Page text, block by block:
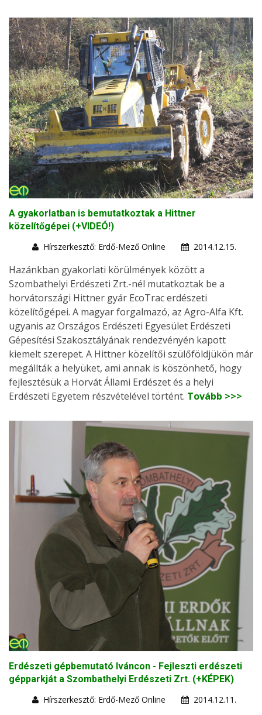
A gyakorlatban is bemutatkoztak a Hittner
közelítőgépei (+VIDEÓ!)
Hírszerkesztő: Erdő-Mező Online
2014.12.15.
Hazánkban gyakorlati körülmények között a
Szombathelyi Erdészeti Zrt.-nél mutatkoztak be a
horvátországi Hittner gyár EcoTrac erdészeti
közelítőgépei. A magyar forgalmazó, az Agro-Alfa Kft.
ugyanis az Országos Erdészeti Egyesület Erdészeti
Gépesítési Szakosztályának rendezvényén kapott
kiemelt szerepet. A Hittner közelítői szülőföldjükön már
megállták a helyüket, ami annak is köszönhető, hogy
fejlesztésük a Horvát Állami Erdészet és a helyi
Erdészeti Egyetem részvételével történt. Tovább >>>
Erdészeti gépbemutató Iváncon - Fejleszti erdészeti
gépparkját a Szombathelyi Erdészeti Zrt. (+KÉPEK)
Hírszerkesztő: Erdő-Mező Online
2014.12.11.